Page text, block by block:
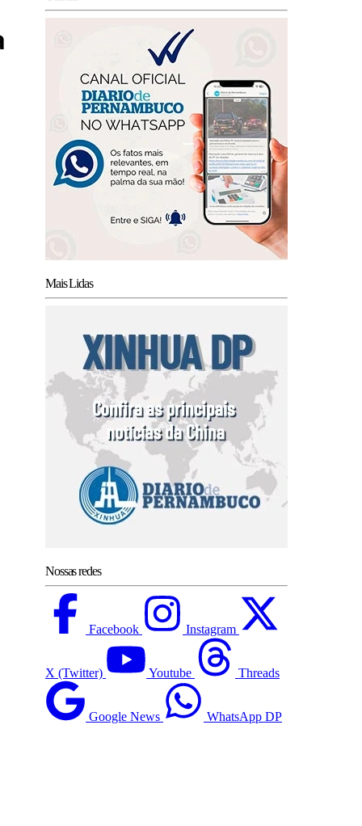
Mais Lidas
Nossas redes
Facebook Instagram
X (Twitter) Youtube Threads
Google News WhatsApp DP